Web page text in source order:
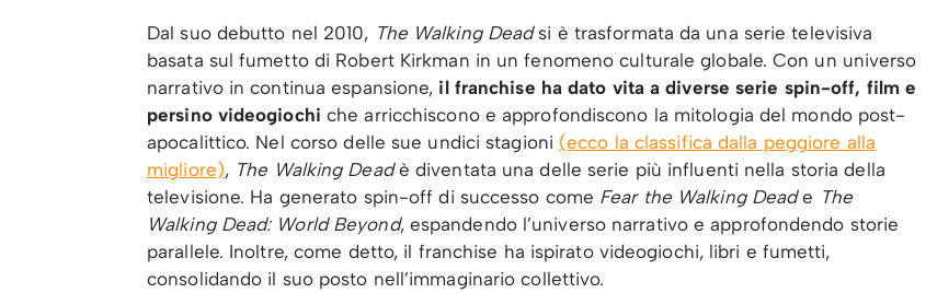
Dal suo debutto nel 2010, The Walking Deadsi è trasformata da una serie televisiva
basata sul fumetto di Robert Kirkman in un fenomeno culturale globale. Con un universo
narrativo in continua espansione, il franchise ha dato vita a diverse serie spin-off, film e
persino videogiochiche arricchiscono e approfondiscono la mitologia del mondo post-
apocalittico. Nel corso delle sue undici stagioni (ecco la classifica dalla peggiore alla
migliore), The Walking Deadè diventata una delle serie più influenti nella storia della
televisione. Ha generato spin-off di successo come Fear the Walking Deade The
Walking Dead: World Beyond, espandendo l’universo narrativo e approfondendo storie
parallele. Inoltre, come detto, il franchise ha ispirato videogiochi, libri e fumetti,
consolidando il suo posto nell’immaginario collettivo.